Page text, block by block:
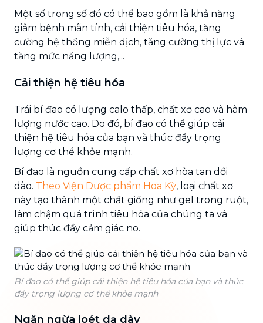
Một số trong số đó có thể bao gồm là khả năng
giảm bệnh mãn tính, cải thiện tiêu hóa, tăng
cường hệ thống miễn dịch, tăng cường thị lực và
tăng mức năng lượng,...
Cải thiện hệ tiêu hóa
Trái bí đao có lượng calo thấp, chất xơ cao và hàm
lượng nước cao. Do đó, bí đao có thể giúp cải
thiện hệ tiêu hóa của bạn và thúc đẩy trọng
lượng cơ thể khỏe mạnh.
Bí đao là nguồn cung cấp chất xơ hòa tan dồi
dào. Theo Viện Dược phẩm Hoa Kỳ, loại chất xơ
này tạo thành một chất giống như gel trong ruột,
làm chậm quá trình tiêu hóa của chúng ta và
giúp thúc đẩy cảm giác no.
Bí đao có thể giúp cải thiện hệ tiêu hóa của bạn và thúc
đẩy trọng lượng cơ thể khỏe mạnh
Ngăn ngừa loét dạ dày